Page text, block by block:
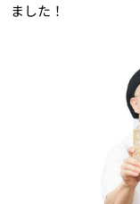
ました！